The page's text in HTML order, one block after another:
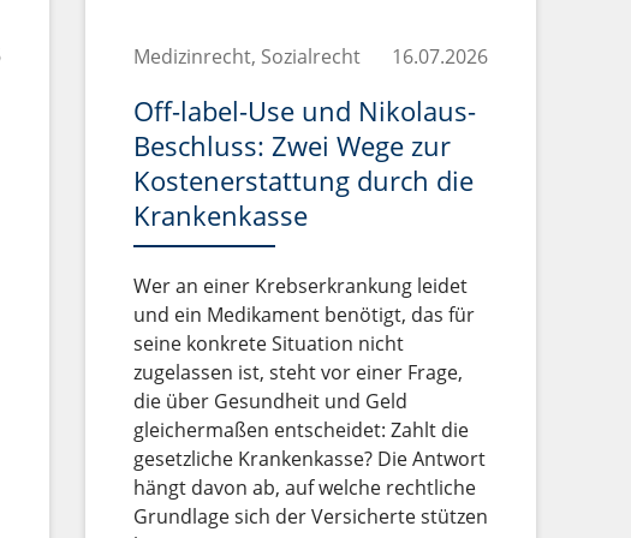
Medizinrecht, Sozialrecht 16.07.2026
Off-label-Use und Nikolaus-
Beschluss: Zwei Wege zur
Kostenerstattung durch die
Krankenkasse
Wer an einer Krebserkrankung leidet
und ein Medikament benötigt, das für
seine konkrete Situation nicht
zugelassen ist, steht vor einer Frage,
die über Gesundheit und Geld
gleichermaßen entscheidet: Zahlt die
gesetzliche Krankenkasse? Die Antwort
hängt davon ab, auf welche rechtliche
Grundlage sich der Versicherte stützen